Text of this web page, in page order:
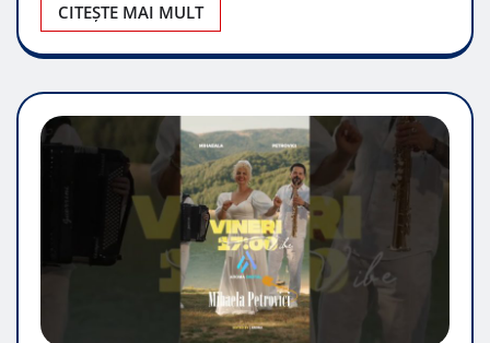
CITEȘTE MAI MULT